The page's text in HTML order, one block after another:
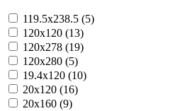
119.5x238.5 (5)
120x120 (13)
120x278 (19)
120x280 (5)
19.4x120 (10)
20x120 (16)
20x160 (9)